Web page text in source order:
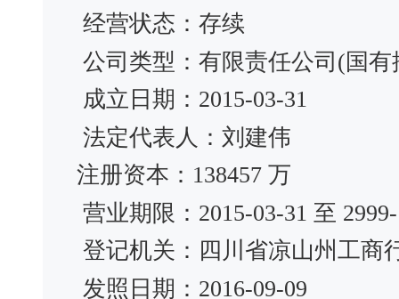
经营状态：存续
公司类型：有限责任公司(国有
成立日期：2015-03-31
法定代表人：刘建伟
注册资本：138457 万
营业期限：2015-03-31 至
登记机关：四川省凉山州工商
发照日期：2016-09-09